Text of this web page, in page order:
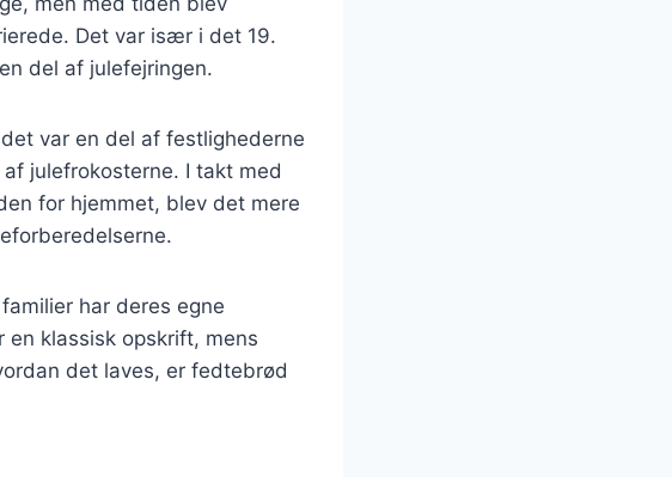
Det var især i det 19.
del af julefejringen.
var en del af festlighederne
julefrokosterne. I takt med
for hjemmet, blev det mere
har deres egne
klassisk opskrift, mens
det laves, er fedtebrød